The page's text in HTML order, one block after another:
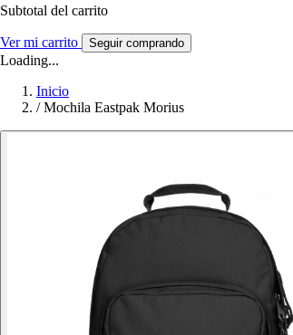
Subtotal del carrito
Ver mi carrito Seguir comprando
Loading...
Inicio
/ Mochila Eastpak Morius